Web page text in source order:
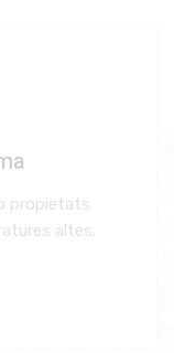
propietats
altes.